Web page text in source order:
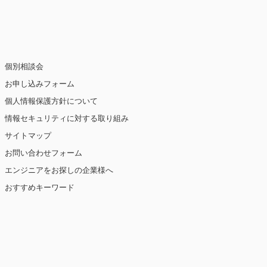
覧情報などをもとにユーザーの興味・関
用しています（ただし、個人を特定・識
講じます。
個別相談会
お申し込みフォーム
個人情報保護方針について
情報セキュリティに対する取り組み
サイトマップ
お問い合わせフォーム
エンジニアをお探しの企業様へ
おすすめキーワード